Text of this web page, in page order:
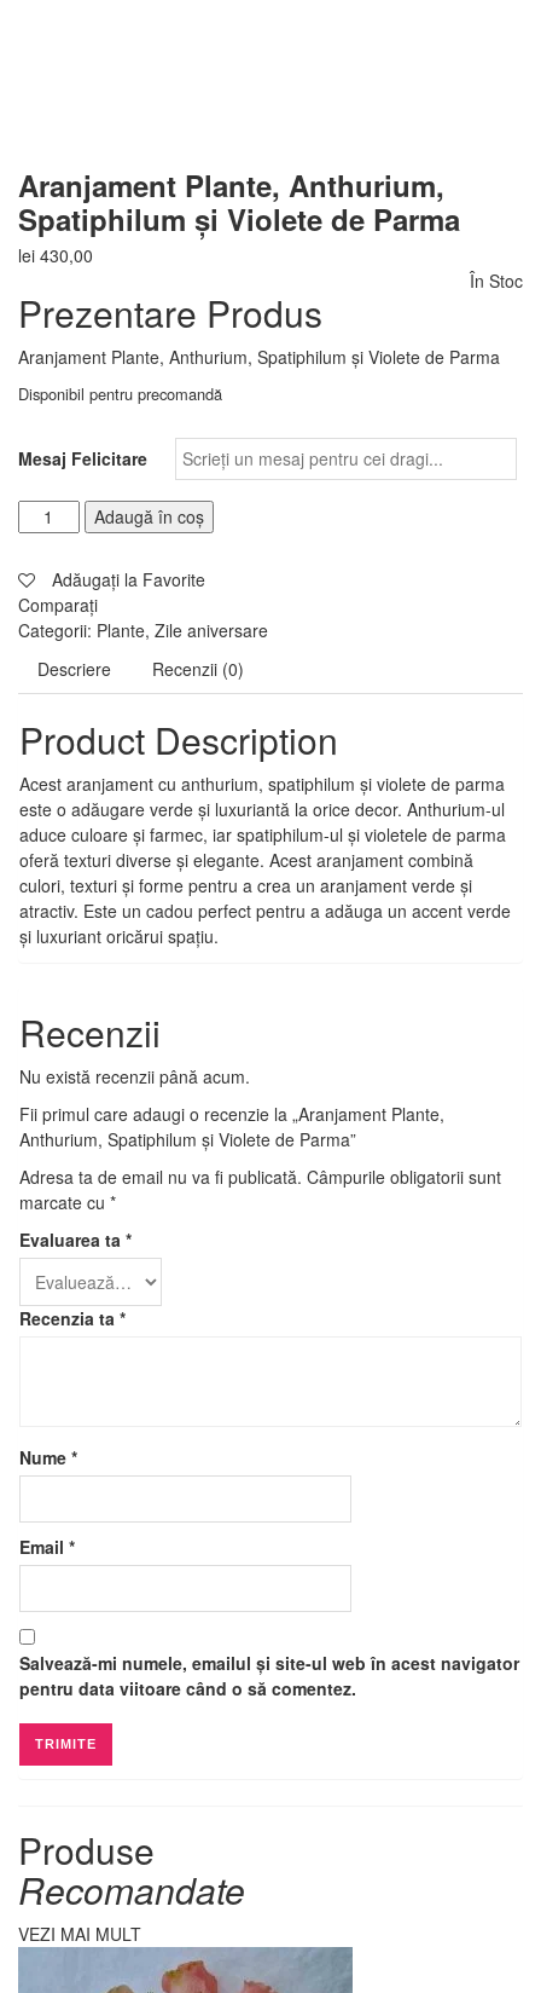
Aranjament Plante, Anthurium,
Spatiphilum și Violete de Parma
lei 430,00
În Stoc
Prezentare Produs
Aranjament Plante, Anthurium, Spatiphilum și Violete de Parma
Disponibil pentru precomandă
Mesaj Felicitare
Adaugă în coș
Adăugați la Favorite
Comparați
Categorii: Plante, Zile aniversare
Descriere
Recenzii (0)
Product Description
Acest aranjament cu anthurium, spatiphilum și violete de parma
este o adăugare verde și luxuriantă la orice decor. Anthurium-ul
aduce culoare și farmec, iar spatiphilum-ul și violetele de parma
oferă texturi diverse și elegante. Acest aranjament combină
culori, texturi și forme pentru a crea un aranjament verde și
atractiv. Este un cadou perfect pentru a adăuga un accent verde
și luxuriant oricărui spațiu.
Recenzii
Nu există recenzii până acum.
Fii primul care adaugi o recenzie la „Aranjament Plante,
Anthurium, Spatiphilum și Violete de Parma”
Adresa ta de email nu va fi publicată. Câmpurile obligatorii sunt
marcate cu *
Evaluarea ta *
Recenzia ta *
Nume *
Email *
Salvează-mi numele, emailul și site-ul web în acest navigator
pentru data viitoare când o să comentez.
Produse
Recomandate
VEZI MAI MULT